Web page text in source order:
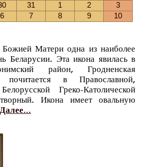
31 1 2
3
6 7 8 9 10
Матери одна из наиболее
Беларусии. Эта икона явилась в
район, Гродненская
в Православной,
Греко-Католической
Икона имеет овальную
Далее...